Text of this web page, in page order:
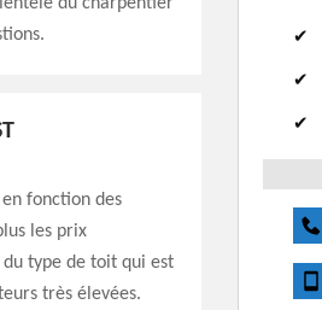
fonction des
les prix
type de toit qui est
très élevées.